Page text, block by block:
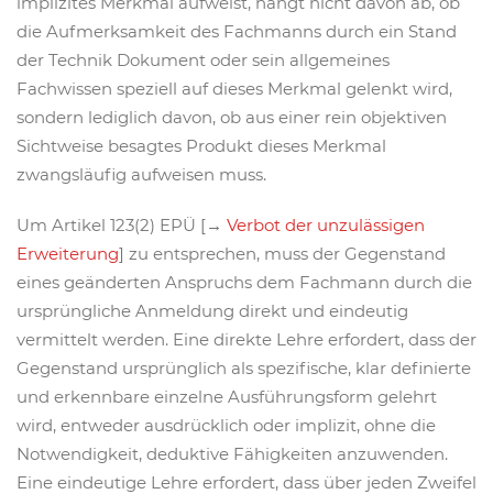
die Aufmerksamkeit des Fachmanns durch ein Stand
der Technik Dokument oder sein allgemeines
Fachwissen speziell auf dieses Merkmal gelenkt wird,
sondern lediglich davon, ob aus einer rein objektiven
Sichtweise besagtes Produkt dieses Merkmal
zwangsläufig aufweisen muss.
Um Artikel 123(2) EPÜ [→ Verbot der unzulässigen
Erweiterung] zu entsprechen, muss der Gegenstand
eines geänderten Anspruchs dem Fachmann durch die
ursprüngliche Anmeldung direkt und eindeutig
vermittelt werden. Eine direkte Lehre erfordert, dass der
Gegenstand ursprünglich als spezifische, klar definierte
und erkennbare einzelne Ausführungsform gelehrt
wird, entweder ausdrücklich oder implizit, ohne die
Notwendigkeit, deduktive Fähigkeiten anzuwenden.
Eine eindeutige Lehre erfordert, dass über jeden Zweifel